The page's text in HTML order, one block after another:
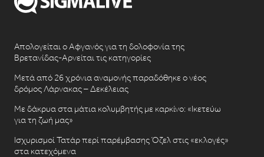
Απολογείται ο Αφγανός για τη δολοφονία της
Βρετανίδας-Αρνείται τις κατηγορίες
Μετά από 26 χρόνια αναμονής παραδόθηκε ο νέος
δρόμος Λάρνακας – Δεκέλειας
Με δάκρυα στα μάτια κολυμβητής με καρκίνο: «Ικετεύω
για τη ζωή μας»
Ισχυρισμοί Τατάρ περί παρέμβασης Όζελ στις «εκλογές»
στα κατεχόμενα